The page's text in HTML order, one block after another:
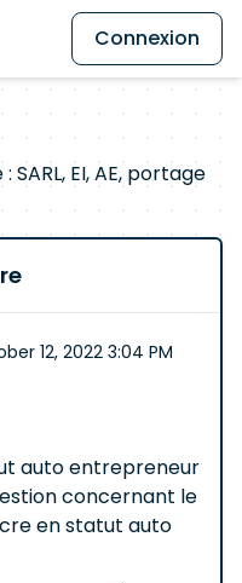
Connexion
SARL, EI, AE, portage
12, 2022 3:04 PM
auto entrepreneur
concernant le
en statut auto